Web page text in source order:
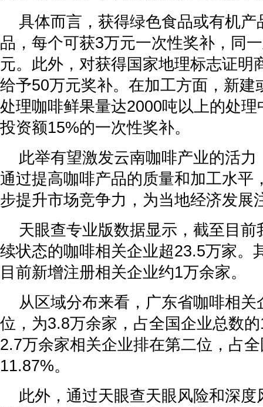
具体而言，获得绿色食品或有机产
品，每个可获3万元一次性奖补，同
元。此外，对获得国家地理标志证明
给予50万元奖补。在加工方面，新建
处理咖啡鲜果量达2000吨以上的处
投资额15%的一次性奖补。
此举有望激发云南咖啡产业的活
通过提高咖啡产品的质量和加工水平
步提升市场竞争力，为当地经济发展
天眼查专业版数据显示，截至目
续状态的咖啡相关企业超23.5万家。
目前新增注册相关企业约1万余家。
从区域分布来看，广东省咖啡相关
位，为3.8万余家，占全国企业总数
2.7万余家相关企业排在第二位，占
11.87%。
此外，通过天眼查天眼风险和深